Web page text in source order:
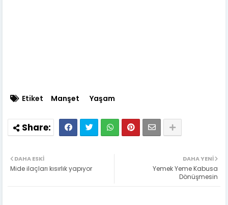
Etiket Manşet Yaşam
DAHA YENI
Yemek Yeme Kabusa
Dönüşmesin
DAHA ESKI
Mide ilaçları kısırlık yapıyor